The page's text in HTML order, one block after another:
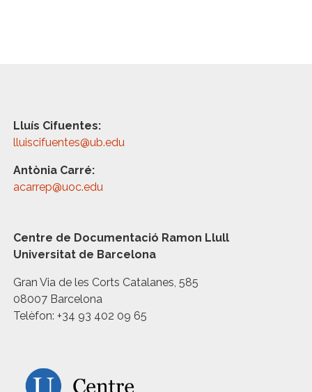
Lluís Cifuentes:
lluiscifuentes@ub.edu
Antònia Carré:
acarrep@uoc.edu
Centre de Documentació Ramon Llull
Universitat de Barcelona
Gran Via de les Corts Catalanes, 585
08007 Barcelona
Telèfon: +34 93 402 09 65